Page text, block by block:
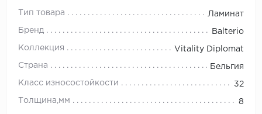
No brand
Pergo
Тип товара Ламинат
Бренд Balterio
Коллекция Vitality Diplomat
Страна Бельгия
Класс износостойкости 32
Толщина,мм 8